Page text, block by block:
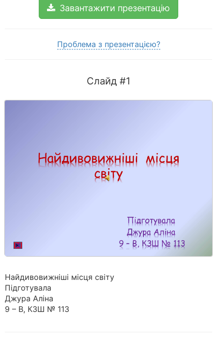
Завантажити презентацію
Проблема з презентацією?
Слайд #1
Найдивовижніші місця світу
Підготувала
Джура Аліна
9 – В, КЗШ № 113